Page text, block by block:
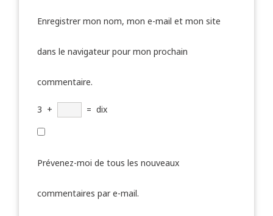
Enregistrer mon nom, mon e-mail et mon site
dans le navigateur pour mon prochain
commentaire.
3 + = dix
Prévenez-moi de tous les nouveaux
commentaires par e-mail.